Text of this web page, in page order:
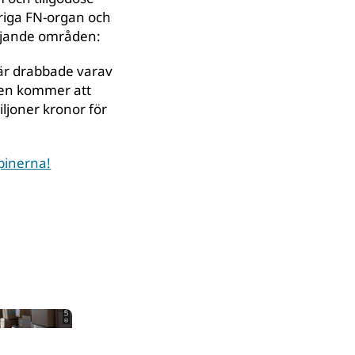
FN-organ och
områden:
drabbade varav
kommer att
kronor för
© UNICEF/UN0876828/